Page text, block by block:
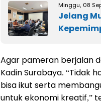
Minggu, 08
Jelang
Agar pameran berjalan
Kadin Surabaya. “Tidak
bisa ikut serta
untuk ekonomi kreatif,”